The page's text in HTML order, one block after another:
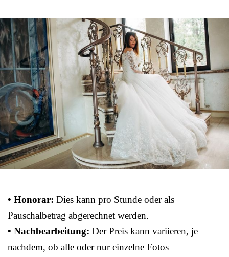
• Honorar: Dies kann pro Stunde oder als
Pauschalbetrag abgerechnet werden.
• Nachbearbeitung: Der Preis kann variieren, je
nachdem, ob alle oder nur einzelne Fotos